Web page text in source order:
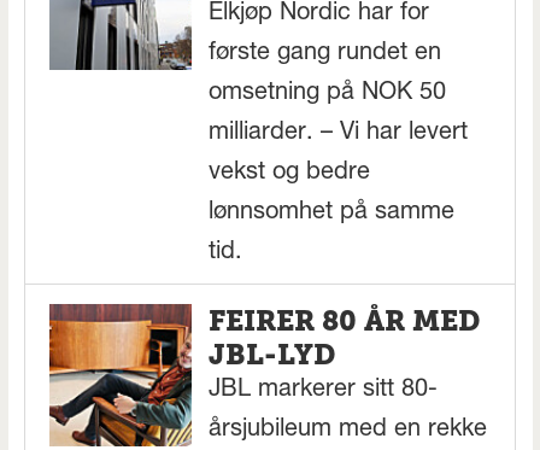
Elkjøp Nordic har for
første gang rundet en
omsetning på NOK 50
milliarder. – Vi har levert
vekst og bedre
lønnsomhet på samme
tid.
FEIRER 80 ÅR MED
JBL-LYD
JBL markerer sitt 80-
årsjubileum med en rekke